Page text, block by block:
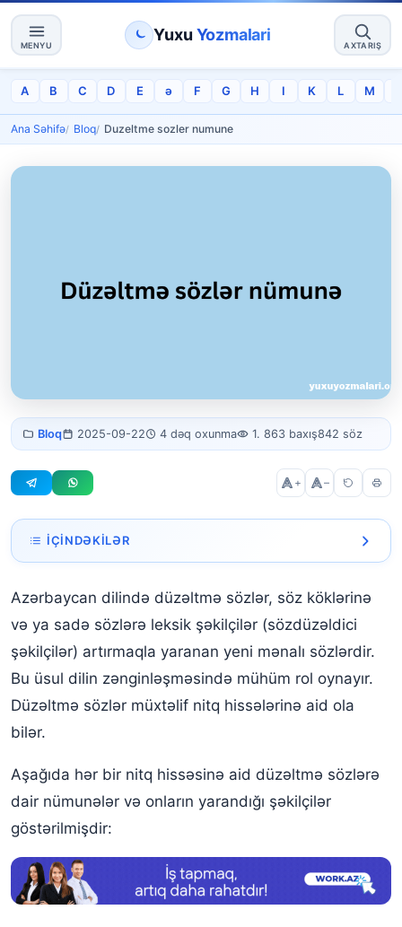
MENYU
Yuxu Yozmalari
AXTARIŞ
A B C D E ə F G H I K L M
Ana Səhifə Bloq Duzeltme sozler numune
Duzeltme sozler
numune
Bloq 2025-09-22 4 dəq oxunma 1. 863 baxış842 söz
+ –
İÇINDƏKILƏR
Düzəltmə Sifətlər
Düzəltmə Fellər
Düzəltmə Zərflər
Azərbaycan dilində düzəltmə sözlər, söz köklərinə
və ya sadə sözlərə leksik şəkilçilər (sözdüzəldici
şəkilçilər) artırmaqla yaranan yeni mənalı sözlərdir.
Bu üsul dilin zənginləşməsində mühüm rol oynayır.
Düzəltmə sözlər müxtəlif nitq hissələrinə aid ola
bilər.
Aşağıda hər bir nitq hissəsinə aid düzəltmə sözlərə
dair nümunələr və onların yarandığı şəkilçilər
göstərilmişdir: